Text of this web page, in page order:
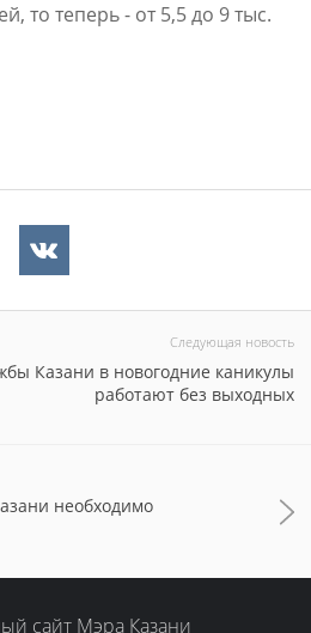
то теперь - от 5,5 до 9 тыс.
Следующая новость
Казани в новогодние каникулы
работают без выходных
необходимо
сайт Мэра Казани